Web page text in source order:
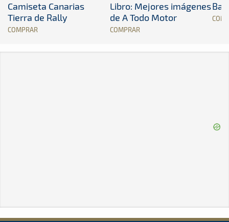
Camiseta Canarias
Tierra de Rally
COMPRAR
Libro: Mejores imágenes
de A Todo Motor
COMPRAR